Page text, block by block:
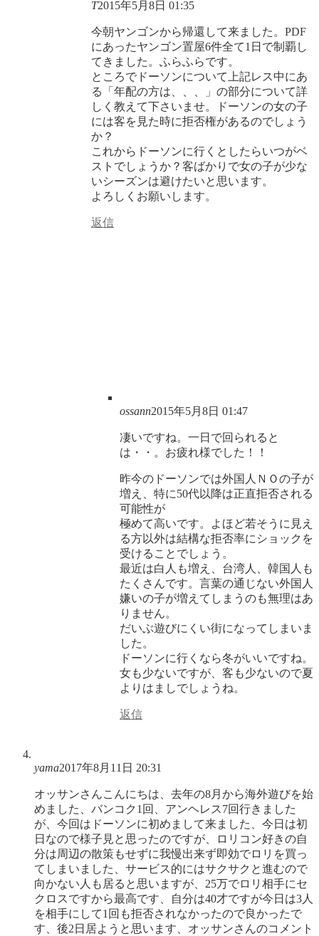
T2015年5月8日 01:35
今朝ヤンゴンから帰還して来ました。PDF
にあったヤンゴン置屋6件全て1日で制覇し
てきました。ふらふらです。
ところでドーソンについて上記レス中にあ
る「年配の方は、、、」の部分について詳
しく教えて下さいませ。ドーソンの女の子
には客を見た時に拒否権があるのでしょう
か？
これからドーソンに行くとしたらいつがベ
ストでしょうか？客ばかりで女の子が少な
いシーズンは避けたいと思います。
よろしくお願いします。
返信
ossann2015年5月8日 01:47
凄いですね。一日で回られると
は・・。お疲れ様でした！！
昨今のドーソンでは外国人ＮＯの子が
増え、特に50代以降は正直拒否される
可能性が
極めて高いです。よほど若そうに見え
る方以外は結構な拒否率にショックを
受けることでしょう。
最近は白人も増え、台湾人、韓国人も
たくさんです。言葉の通じない外国人
嫌いの子が増えてしまうのも無理はあ
りません。
だいぶ遊びにくい街になってしまいま
した。
ドーソンに行くなら冬がいいですね。
女も少ないですが、客も少ないので夏
よりはましでしょうね。
返信
yama2017年8月11日 20:31
オッサンさんこんにちは、去年の8月から海外遊びを始
めました、バンコク1回、アンヘレス7回行きました
が、今回はドーソンに初めまして来ました、今日は初
日なので様子見と思ったのですが、ロリコン好きの自
分は周辺の散策もせずに我慢出来ず即効でロリを買っ
てしまいました、サービス的にはサクサクと進むので
向かない人も居ると思いますが、25万でロリ相手にセ
クロスですから最高です、自分は40才ですが今日は3人
を相手にして1回も拒否されなかったので良かったで
す、後2日居ようと思います、オッサンさんのコメント